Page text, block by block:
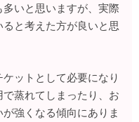
いと思いますが、実際
と考えた方が良いと思
ットとして必要になり
蒸れてしまったり、お
強くなる傾向にありま